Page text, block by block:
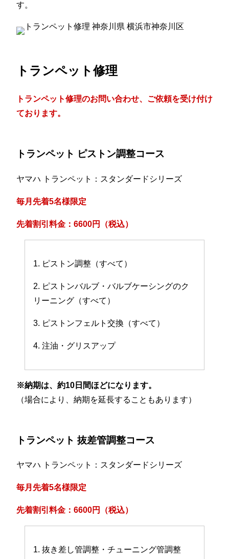
す。
トランペット修理
トランペット修理のお問い合わせ、ご依頼を受け付け
ております。
トランペット ピストン調整コース
ヤマハ トランペット：スタンダードシリーズ
毎月先着5名様限定
先着割引料金：6600円（税込）
1. ピストン調整（すべて）
2. ピストンバルブ・バルブケーシングのク
リーニング（すべて）
3. ピストンフェルト交換（すべて）
4. 注油・グリスアップ
※納期は、約10日間ほどになります。
（場合により、納期を延長することもあります）
トランペット 抜差管調整コース
ヤマハ トランペット：スタンダードシリーズ
毎月先着5名様限定
先着割引料金：6600円（税込）
1. 抜き差し管調整・チューニング管調整